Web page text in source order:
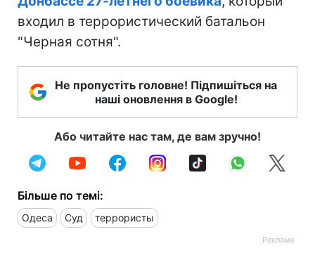
входил в террористический батальон
"Черная сотня".
Не пропустіть головне! Підпишіться на
наші оновлення в Google!
Або читайте нас там, де вам зручно!
Більше по темі:
Одеса Суд террористы